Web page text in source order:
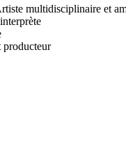
multidisciplinaire et
producteur